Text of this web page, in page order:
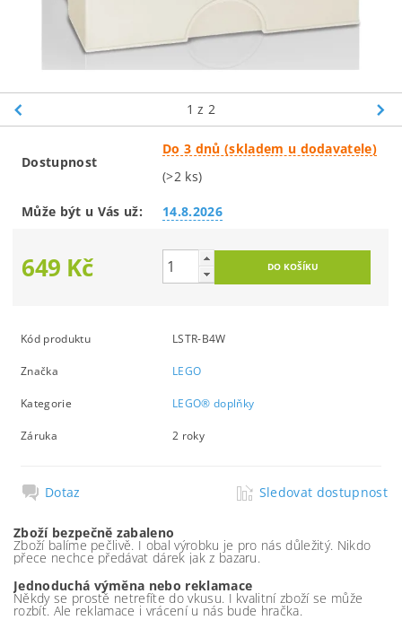
1 z 2
Dostupnost
Do 3 dnů (skladem u dodavatele)
(>2 ks)
Může být u Vás už: 14.8.2026
649 Kč
Kód produktu LSTR-B4W
Značka LEGO
Kategorie LEGO® doplňky
Záruka 2 roky
Dotaz Sledovat dostupnost
Zboží bezpečně zabaleno
Zboží balíme pečlivě. I obal výrobku je pro nás důležitý. Nikdo
přece nechce předávat dárek jak z bazaru.
Jednoduchá výměna nebo reklamace
Někdy se prostě netrefíte do vkusu. I kvalitní zboží se může
rozbít. Ale reklamace i vrácení u nás bude hračka.